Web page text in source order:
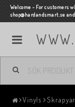
Welcome - For customers
shop@hardandsmart.se
Vinyls